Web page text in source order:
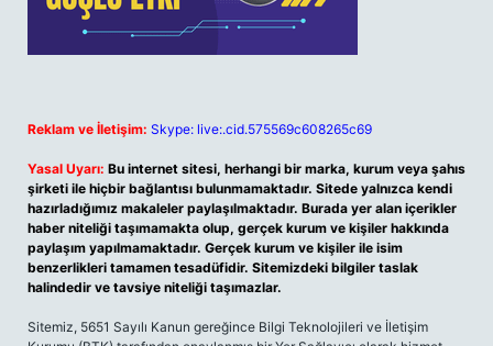
Reklam ve İletişim: Skype: live:.cid.575569c608265c69
Yasal Uyarı: Bu internet sitesi, herhangi bir marka, kurum veya şahıs
şirketi ile hiçbir bağlantısı bulunmamaktadır. Sitede yalnızca kendi
hazırladığımız makaleler paylaşılmaktadır. Burada yer alan içerikler
haber niteliği taşımamakta olup, gerçek kurum ve kişiler hakkında
paylaşım yapılmamaktadır. Gerçek kurum ve kişiler ile isim
benzerlikleri tamamen tesadüfidir. Sitemizdeki bilgiler taslak
halindedir ve tavsiye niteliği taşımazlar.
Sitemiz, 5651 Sayılı Kanun gereğince Bilgi Teknolojileri ve İletişim